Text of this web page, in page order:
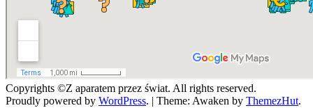
Copyrights ©Z aparatem przez świat. All rights reserved.
Proudly powered by WordPress. | Theme: Awaken by ThemezHut.